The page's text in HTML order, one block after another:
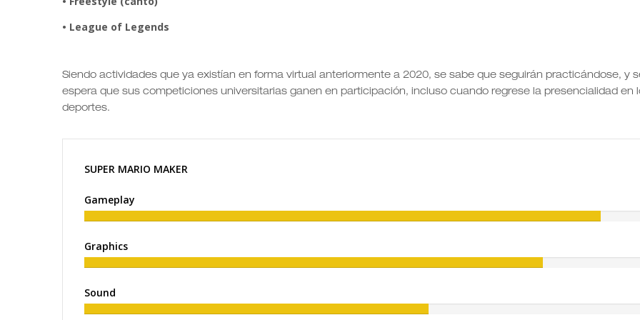
• League of Legends
Siendo actividades que ya existían en forma virtual anteriormente a 2020, se sabe que seguirán practicándose, y
espera que sus competiciones universitarias ganen en participación, incluso cuando regrese la presencialidad en
deportes.
SUPER MARIO MAKER
Gameplay
Graphics
Sound